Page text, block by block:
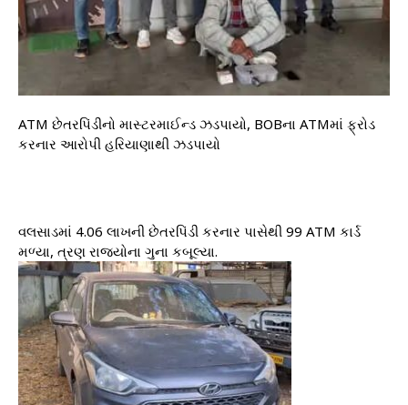
ATM છેતરપિંડીનો માસ્ટરમાઈન્ડ ઝડપાયો, BOBના ATMમાં ફ્રોડ
કરનાર આરોપી હરિયાણાથી ઝડપાયો
વલસાડમાં 4.06 લાખની છેતરપિંડી કરનાર પાસેથી 99 ATM કાર્ડ
મળ્યા, ત્રણ રાજ્યોના ગુના કબૂલ્યા.